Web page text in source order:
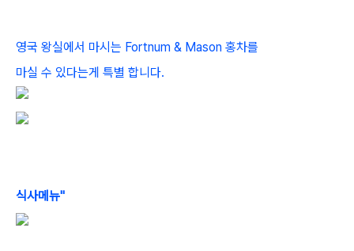
영국 왕실에서 마시는 Fortnum & Mason 홍차를
마실 수 있다는게 특별 합니다.
식사메뉴"